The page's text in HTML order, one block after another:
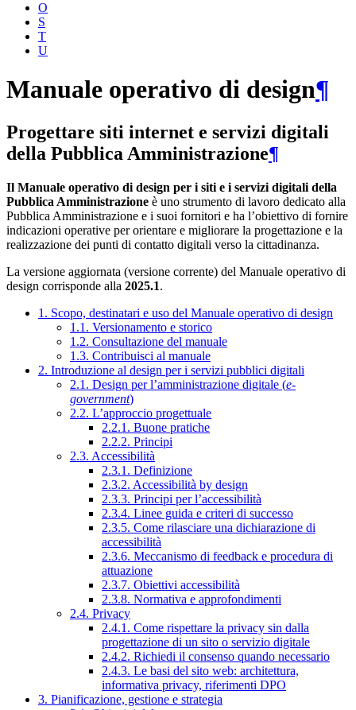
O
S
T
U
Manuale operativo di design¶
Progettare siti internet e servizi digitali
della Pubblica Amministrazione¶
Il Manuale operativo di design per i siti e i servizi digitali della
Pubblica Amministrazione è uno strumento di lavoro dedicato alla
Pubblica Amministrazione e i suoi fornitori e ha l’obiettivo di fornire
indicazioni operative per orientare e migliorare la progettazione e la
realizzazione dei punti di contatto digitali verso la cittadinanza.
La versione aggiornata (versione corrente) del Manuale operativo di
design corrisponde alla 2025.1.
1. Scopo, destinatari e uso del Manuale operativo di design
1.1. Versionamento e storico
1.2. Consultazione del manuale
1.3. Contribuisci al manuale
2. Introduzione al design per i servizi pubblici digitali
2.1. Design per l’amministrazione digitale (e-
government)
2.2. L’approccio progettuale
2.2.1. Buone pratiche
2.2.2. Principi
2.3. Accessibilità
2.3.1. Definizione
2.3.2. Accessibilità by design
2.3.3. Principi per l’accessibilità
2.3.4. Linee guida e criteri di successo
2.3.5. Come rilasciare una dichiarazione di
accessibilità
2.3.6. Meccanismo di feedback e procedura di
attuazione
2.3.7. Obiettivi accessibilità
2.3.8. Normativa e approfondimenti
2.4. Privacy
2.4.1. Come rispettare la privacy sin dalla
progettazione di un sito o servizio digitale
2.4.2. Richiedi il consenso quando necessario
2.4.3. Le basi del sito web: architettura,
informativa privacy, riferimenti DPO
3. Pianificazione, gestione e strategia